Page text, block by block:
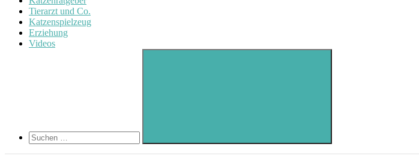
Tierarzt und Co.
Katzenspielzeug
Erziehung
Videos
Suchen